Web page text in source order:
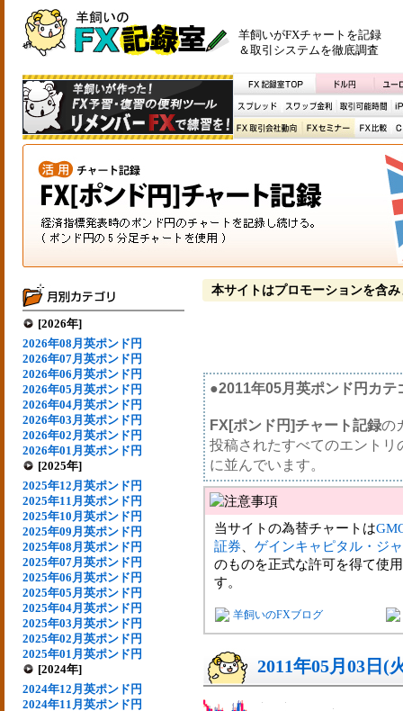
羊飼いがFXチャートを記録
＆取引システムを徹底調査
[2026年]
2026年08月英ポンド円
2026年07月英ポンド円
2026年06月英ポンド円
2026年05月英ポンド円
2026年04月英ポンド円
2026年03月英ポンド円
2026年02月英ポンド円
2026年01月英ポンド円
[2025年]
2025年12月英ポンド円
2025年11月英ポンド円
2025年10月英ポンド円
2025年09月英ポンド円
2025年08月英ポンド円
2025年07月英ポンド円
2025年06月英ポンド円
2025年05月英ポンド円
2025年04月英ポンド円
2025年03月英ポンド円
2025年02月英ポンド円
2025年01月英ポンド円
[2024年]
2024年12月英ポンド円
2024年11月英ポンド円
本サイトはプロモーションを含み
●2011年05月英ポンド円カテ
FX[ポンド円]チャート記録の
投稿されたすべてのエント
に並んでいます。
当サイトの為替チャートは
証券
ゲインキャピタル・ジ
のものを正式な許可を得て使
す。
羊飼いのFXブログ
2011年05月03日(